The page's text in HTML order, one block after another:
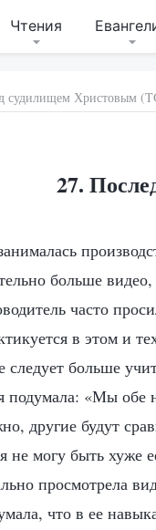
Чтения
судилищем Христовым
27.
больше
часто
в этом и
следует больше
подумала: «Мы обе
другие будут
не могу быть хуже
просмотрела
что в ее